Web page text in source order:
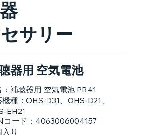
サリー
：補聴器用 空気電池 PR41
機種：OHS-D31、OHS-D21、
EH21
コード：4063006004157
入り
器用 空気電池